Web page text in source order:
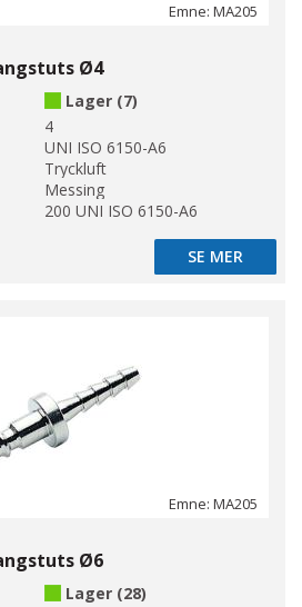
Emne: MA205
Ø4
Lager (7)
4
UNI ISO 6150-A6
Tryckluft
Messing
200 UNI ISO 6150-A6
SE MER
SE MER
Emne: MA205
Ø6
Lager (28)